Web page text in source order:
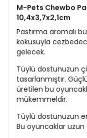
M-Pets Chewbo
10,4x3,7x2,1cm
Pastırma aromalı
kokusuyla
gelecek.
Tüylü dostunuzun
tasarlanmıştır.
üretilen bu
mükemmeldir.
Tüylü dostunuzun
Bu oyuncaklar